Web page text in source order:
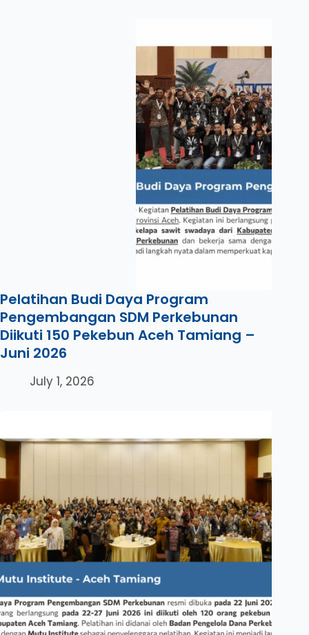
Pelatihan Budi Daya Program
Pengembangan SDM Perkebunan
Diikuti 150 Pekebun Aceh Tamiang –
Juni 2026
July 1, 2026